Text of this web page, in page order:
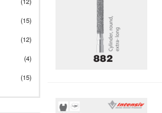
(15)
(12)
(4)
(15)